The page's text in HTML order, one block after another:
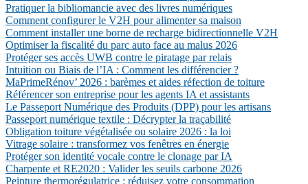
Pratiquer la bibliomancie avec des livres numériques
Comment configurer le V2H pour alimenter sa maison
Comment installer une borne de recharge bidirectionnelle V2H
Optimiser la fiscalité du parc auto face au malus 2026
Protéger ses accès UWB contre le piratage par relais
Intuition ou Biais de l’IA : Comment les différencier ?
MaPrimeRénov’ 2026 : barèmes et aides réfection de toiture
Référencer son entreprise pour les agents IA et assistants
Le Passeport Numérique des Produits (DPP) pour les artisans
Passeport numérique textile : Décrypter la traçabilité
Obligation toiture végétalisée ou solaire 2026 : la loi
Vitrage solaire : transformez vos fenêtres en énergie
Protéger son identité vocale contre le clonage par IA
Charpente et RE2020 : Valider les seuils carbone 2026
Peinture thermorégulatrice : réduisez votre consommation